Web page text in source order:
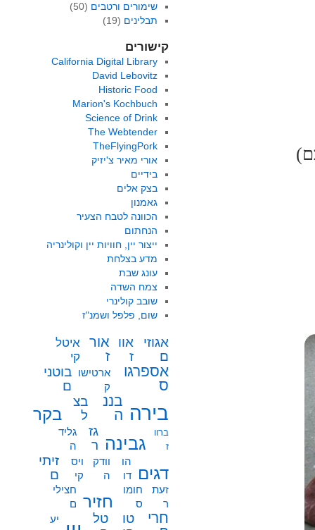
שימורים ורטבים (50)
תבלינים (19)
קישורים
California Digital Library
David Lebovitz
Historic Food
Marion's Kochbuch
Science of Drink
The Webtender
TheFlyingPork
אורי מאיר צ'יזיק
בידיים
בצק אלים
גאמנון
הכוונה לטבח הצעיר
הנחתום
ייצור יין, חוויות יין וקולינריה
מדע בצלחת
עונג שבת
צמח השדה
שובב קולינרי
שום, פלפל ושמנ"ז
אגוזי
ם
אוו
ז
אור
ז
איטל
קי
אספרגו
ס
ארטישו
ק
בוטני
ם
בירה
בננ
ה
בצ
ל
בקר
ברוו
ז
גבינה
גז
ר
גליד
ה
דגים
הו
דו
וודק
ה
ויס
קי
זיתי
ם
זעת
ר
חומו
ס
חזיר
חצילי
ם
חרי
טו
טל
יע